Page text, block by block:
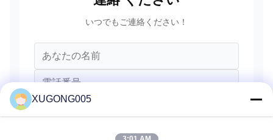
いつでもご連絡ください！
XUGONG005